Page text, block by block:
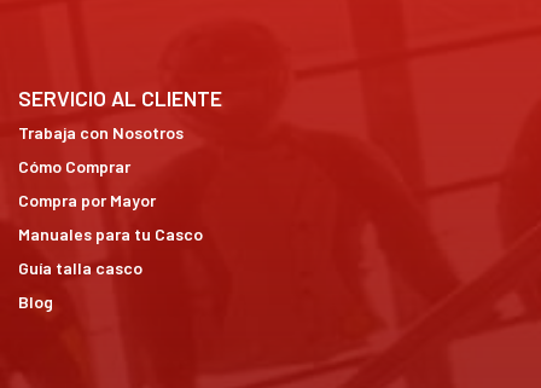
SERVICIO AL CLIENTE
Trabaja con Nosotros
Cómo Comprar
Compra por Mayor
Manuales para tu Casco
Guía talla casco
Blog